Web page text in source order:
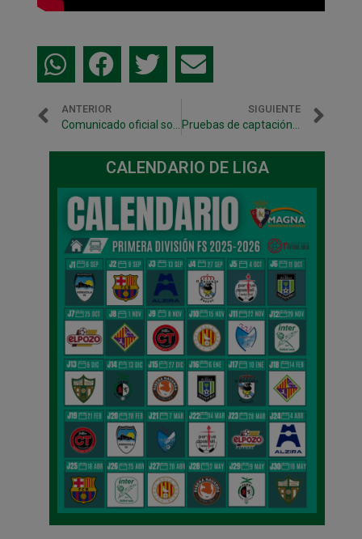
ANTERIOR SIGUIENTE
CALENDARIO DE LIGA